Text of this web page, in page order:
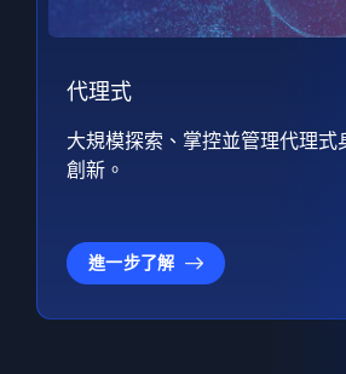
代理式
大規模探索、掌控並管理代理式
創新。
進一步了解